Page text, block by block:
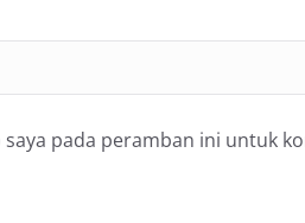
pada peramban ini untuk